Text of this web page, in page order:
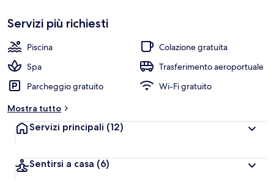
Servizi più richiesti
Piscina
Colazione gratuita
Spa
Trasferimento aeroportuale
Parcheggio gratuito
Wi-Fi gratuito
Mostra tutto
Servizi principali (12)
Sentirsi a casa (6)